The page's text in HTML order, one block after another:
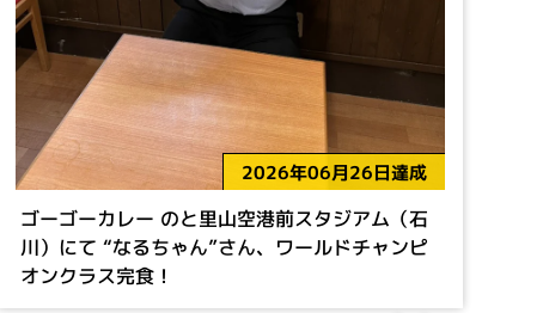
2026年06月26日達成
ゴーゴーカレー のと里山空港前スタジアム（石
川）にて “なるちゃん”さん、ワールドチャンピ
オンクラス完食！